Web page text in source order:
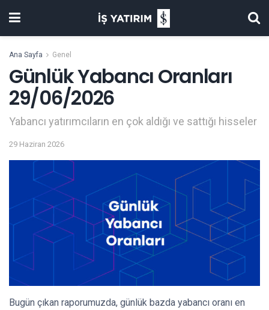
Ana Sayfa Genel
Günlük Yabancı Oranları
29/06/2026
Yabancı yatırımcıların en çok aldığı ve sattığı hisseler
29 Haziran 2026
Bugün çıkan raporumuzda, günlük bazda yabancı oranı en